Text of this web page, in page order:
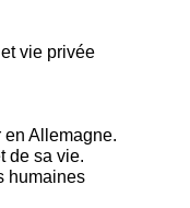
vie privée
Allemagne.
de sa vie.
humaines